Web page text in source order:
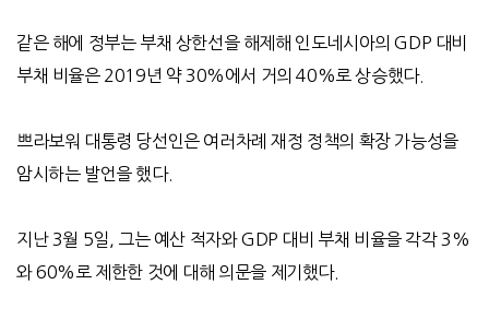
같은 해에 정부는 부채 상한선을 해제해 인도네시아의 GDP 대비
부채 비율은2019년 약30%에서 거의 40%로 상승했다.
쁘라보워 대통령 당선인은 여러차례 재정 정책의 확장 가능성을
암시하는 발언을 했다.
지난 3월 5일, 그는 예산 적자와 GDP 대비 부채 비율을 각각 3%
와 60%로 제한한 것에 대해 의문을 제기했다.